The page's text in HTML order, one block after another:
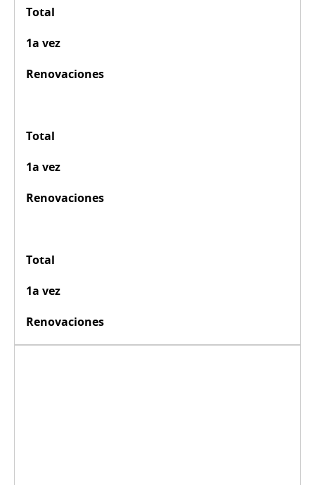
Total
1a vez
Renovaciones
Total
1a vez
Renovaciones
Total
1a vez
Renovaciones